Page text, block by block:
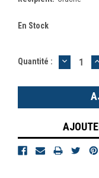
En Stock
Quantité :
LA
: :